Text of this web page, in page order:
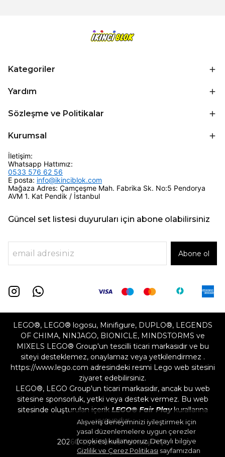
Alışveriş deneyiminizi iyileştirmek için
yasal düzenlemelere uygun çerezler
(cookies) kullanıyoruz. Detaylı bilgiye
Gizlilik ve Çerez Politikası sayfamızdan
Kategoriler
Yardım
Sözleşme ve Politikalar
Kurumsal
İletişim:
Whatsapp Hattımız:
0533 576 62 56
E posta: info@ikinciblok.com
Mağaza Adres: Çamçeşme Mah. Fabrika Sk. No:5 Pendorya
AVM 1. Kat Pendik / İstanbul
Güncel set listesi duyuruları için abone olabilirsiniz
Abone ol
LEGO®, LEGO® logosu, Minifigure, DUPLO®, LEGENDS
OF CHIMA, NINJAGO, BIONICLE, MINDSTORMS ve
MIXELS LEGO® Group'un tescilli ticari markasıdır ve bu
siteyi desteklemez, onaylamaz veya yetkilendirmez .
https://www.lego.com adresindeki resmi Lego web sitesini
ziyaret edebilirsiniz.
LEGO®, LEGO Group'un ticari markasıdır, ancak bu web
sitesine sponsorluk, yetki veya destek vermez. Bu web
sitesinde oluşturulan içerik LEGO® Fair Playkurallarına
uygundur
2026©Liya Games Teknoloji A.Ş.